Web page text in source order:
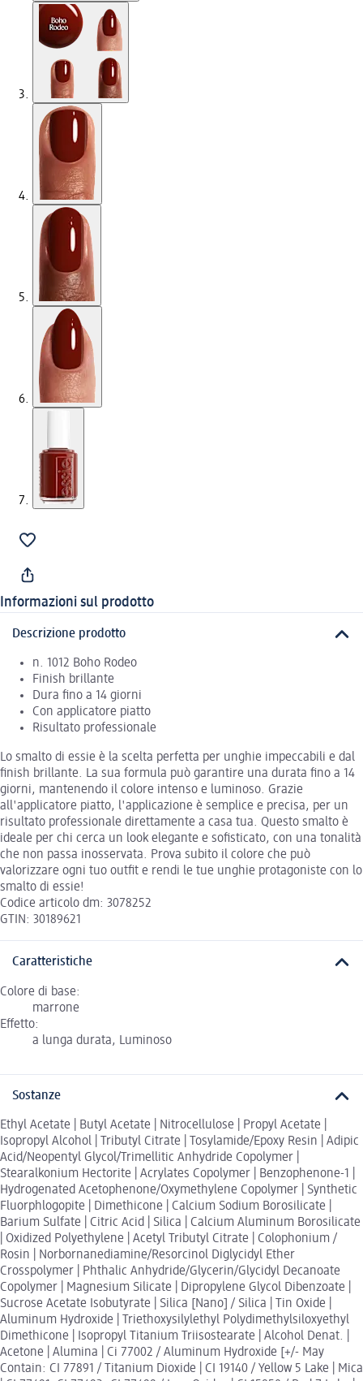
Informazioni sul prodotto
Descrizione prodotto
n. 1012 Boho Rodeo
Finish brillante
Dura fino a 14 giorni
Con applicatore piatto
Risultato professionale
Lo smalto di essie è la scelta perfetta per unghie impeccabili e dal
finish brillante. La sua formula può garantire una durata fino a 14
giorni, mantenendo il colore intenso e luminoso. Grazie
all'applicatore piatto, l'applicazione è semplice e precisa, per un
risultato professionale direttamente a casa tua. Questo smalto è
ideale per chi cerca un look elegante e sofisticato, con una tonalità
che non passa inosservata. Prova subito il colore che può
valorizzare ogni tuo outfit e rendi le tue unghie protagoniste con lo
smalto di essie!
Codice articolo dm: 3078252
GTIN: 30189621
Caratteristiche
Colore di base:
marrone
Effetto:
a lunga durata, Luminoso
Sostanze
Ethyl Acetate | Butyl Acetate | Nitrocellulose | Propyl Acetate |
Isopropyl Alcohol | Tributyl Citrate | Tosylamide/Epoxy Resin | Adipic
Acid/Neopentyl Glycol/Trimellitic Anhydride Copolymer |
Stearalkonium Hectorite | Acrylates Copolymer | Benzophenone-1 |
Hydrogenated Acetophenone/Oxymethylene Copolymer | Synthetic
Fluorphlogopite | Dimethicone | Calcium Sodium Borosilicate |
Barium Sulfate | Citric Acid | Silica | Calcium Aluminum Borosilicate
| Oxidized Polyethylene | Acetyl Tributyl Citrate | Colophonium /
Rosin | Norbornanediamine/Resorcinol Diglycidyl Ether
Crosspolymer | Phthalic Anhydride/Glycerin/Glycidyl Decanoate
Copolymer | Magnesium Silicate | Dipropylene Glycol Dibenzoate |
Sucrose Acetate Isobutyrate | Silica [Nano] / Silica | Tin Oxide |
Aluminum Hydroxide | Triethoxysilylethyl Polydimethylsiloxyethyl
Dimethicone | Isopropyl Titanium Triisostearate | Alcohol Denat. |
Acetone | Alumina | Ci 77002 / Aluminum Hydroxide [+/- May
Contain: CI 77891 / Titanium Dioxide | CI 19140 / Yellow 5 Lake | Mica